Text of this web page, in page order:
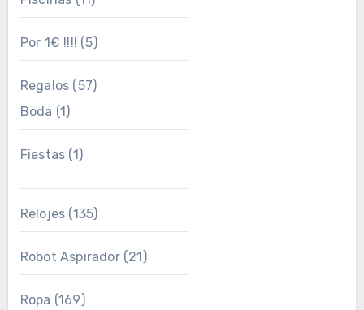
Por 1€ !!!! (5)
Regalos (57)
Boda (1)
Fiestas (1)
Relojes (135)
Robot Aspirador(21)
Ropa (169)